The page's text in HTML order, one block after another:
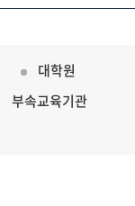
대학원
부속교육기관